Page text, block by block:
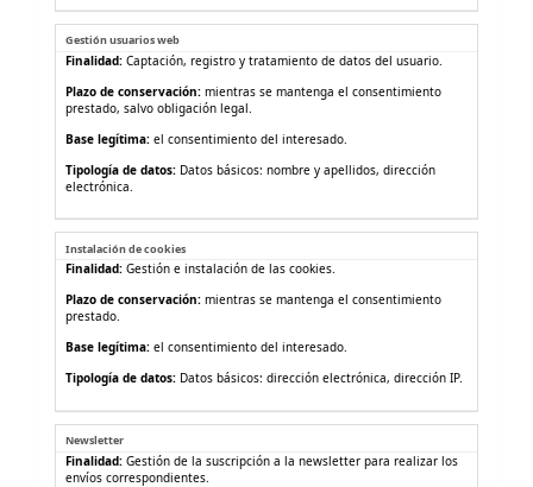
Gestión usuarios web
Finalidad:Captación, registro y tratamiento de datos del usuario.
Plazo de conservación:mientras se mantenga el consentimiento
prestado, salvo obligación legal.
Base legítima:el consentimiento del interesado.
Tipología de datos:Datos básicos: nombre y apellidos, dirección
electrónica.
Instalación de cookies
Finalidad:Gestión e instalación de las cookies.
Plazo de conservación:mientras se mantenga el consentimiento
prestado.
Base legítima:el consentimiento del interesado.
Tipología de datos:Datos básicos: dirección electrónica, dirección IP.
Newsletter
Finalidad:Gestión de la suscripción a la newsletter para realizar los
envíos correspondientes.